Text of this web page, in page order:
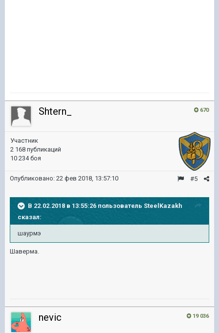
670
Shtern_
Участник
2 168 публикаций
10 234 боя
#5
Опубликовано: 22 фев 2018, 13:57:10
В 22.02.2018 в 13:55:26 пользователь SteelKazakh
сказал:
шаурмэ
Шаверма.
19 036
nevic